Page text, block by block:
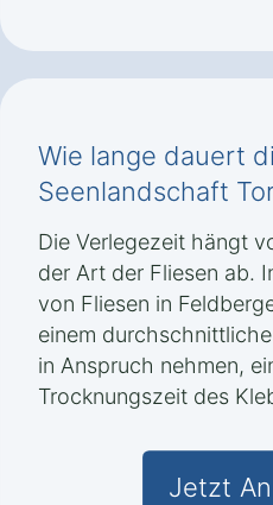
Wie lange dauert
Seenlandschaft
Die Verlegezeit hängt
der Art der Fliesen ab.
von Fliesen in
einem
in Anspruch nehmen,
Trocknungszeit des
Jetzt